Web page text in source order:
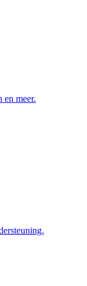
en meer.